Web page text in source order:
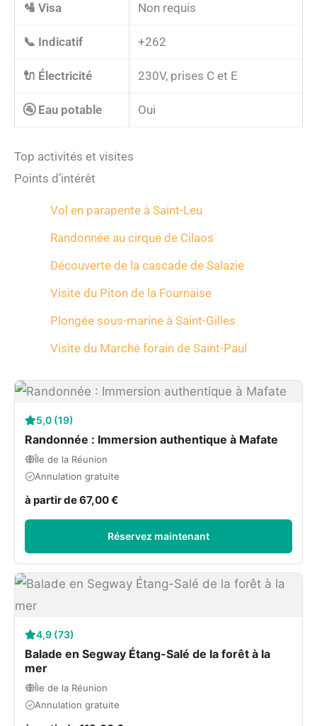
🛂 Visa Non requis
📞 Indicatif +262
🔌 Électricité 230V, prises C et E
🚰 Eau potable Oui
Top activités et visites
Points d’intérêt
Vol en parapente à Saint-Leu
Randonnée au cirque de Cilaos
Découverte de la cascade de Salazie
Visite du Piton de la Fournaise
Plongée sous-marine à Saint-Gilles
Visite du Marché forain de Saint-Paul
5,0 (19)
Randonnée : Immersion authentique à Mafate
Île de la Réunion
Annulation gratuite
à partir de 67,00 €
Réservez maintenant
4,9 (73)
Balade en Segway Étang-Salé de la forêt à la
mer
Île de la Réunion
Annulation gratuite